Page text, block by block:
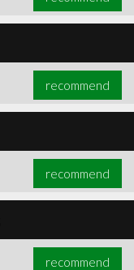
recommend
recommend
recommend